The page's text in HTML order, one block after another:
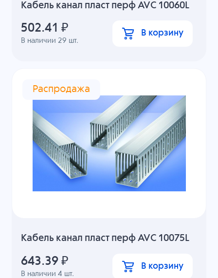
Кабель канал пласт перф AVC 10060L
В наличии 29 шт.
502.41 ₽ В корзину
Распродажа
Кабель канал пласт перф AVC 10075L
В наличии4 шт.
643.39 ₽ В корзину